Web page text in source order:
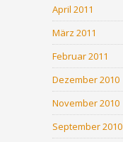
April 2011
März 2011
Februar 2011
Dezember 2010
November 2010
September 2010